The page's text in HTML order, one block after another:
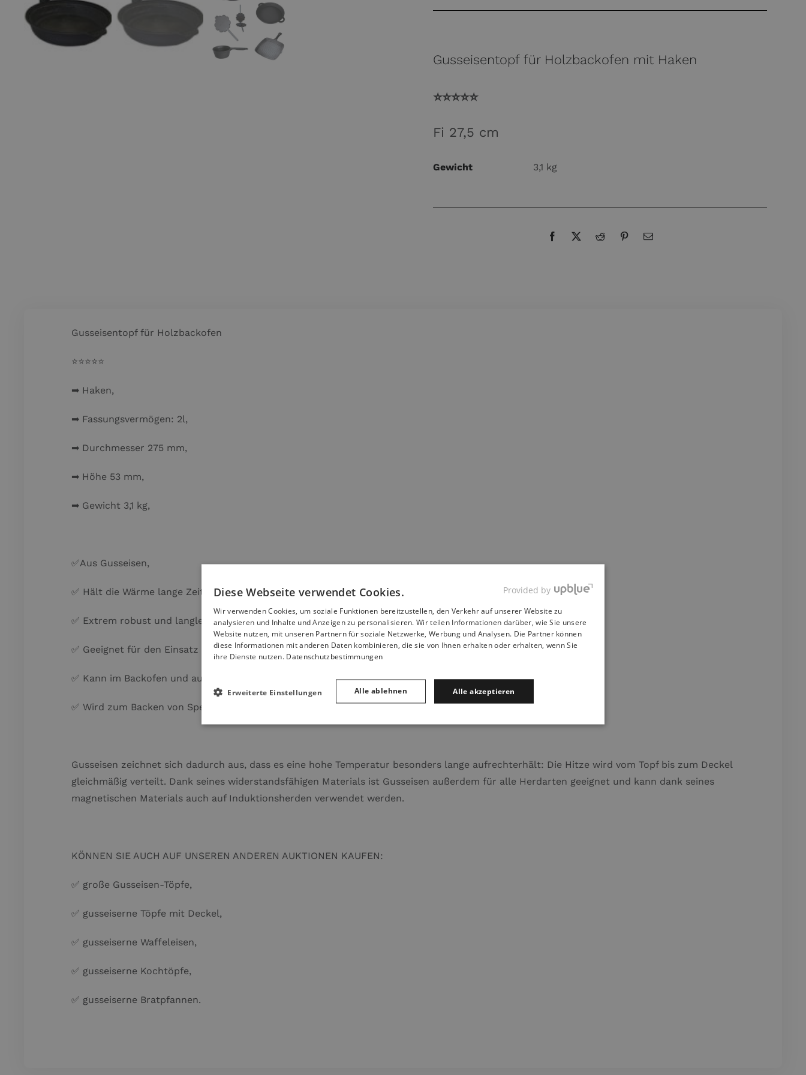
Menge
Gusseisentopf für Holzbackofen mit Haken
⭐️⭐️⭐️⭐️⭐️
Fi 27,5 cm
Gewicht 3,1 kg
Gusseisentopf für Holzbackofen
⭐️⭐️⭐️⭐️⭐️
➡ Haken,
➡ Fassungsvermögen: 2l,
➡ Durchmesser 275 mm,
➡ Höhe 53 mm,
➡ Gewicht 3,1 kg,
✅Aus Gusseisen,
✅ Hält die Wärme lange Zeit.
✅ Extrem robust und langlebig,
✅ Geeignet für den Einsatz im Backofen und auf allen Herdarten – auch Induktion,
✅ Kann im Backofen und auf dem Lagerfeuer verwendet werden.
✅ Wird zum Backen von Speisen in Holzöfen verwendet.
Gusseisen zeichnet sich dadurch aus, dass es eine hohe Temperatur besonders lange aufrechterhält: Die Hitze wird vom Topf bis zum Deckel
gleichmäßig verteilt. Dank seines widerstandsfähigen Materials ist Gusseisen außerdem für alle Herdarten geeignet und kann dank seines
magnetischen Materials auch auf Induktionsherden verwendet werden.
KÖNNEN SIE AUCH AUF UNSEREN ANDEREN AUKTIONEN KAUFEN:
✅ große Gusseisen-Töpfe,
✅ gusseiserne Töpfe mit Deckel,
✅ gusseiserne Waffeleisen,
✅ gusseiserne Kochtöpfe,
✅ gusseiserne Bratpfannen.
Diese Webseite verwendet Cookies. Provided by
Wir verwenden Cookies, um soziale Funktionen bereitzustellen, den Verkehr auf unserer Website zu
analysieren und Inhalte und Anzeigen zu personalisieren. Wir teilen Informationen darüber, wie Sie unsere
Website nutzen, mit unseren Partnern für soziale Netzwerke, Werbung und Analysen. Die Partner können
diese Informationen mit anderen Daten kombinieren, die sie von Ihnen erhalten oder erhalten, wenn Sie
ihre Dienste nutzen. Datenschutzbestimmungen
Alle akzeptieren
Alle ablehnen
Erweiterte Einstellungen